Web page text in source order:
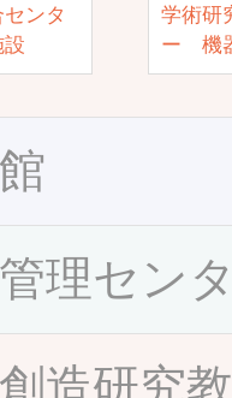
ンタ
学術研
ー 機
理セン
造研究